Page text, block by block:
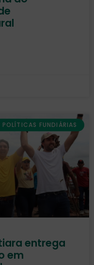
FUNDIÁRIAS
entrega
em